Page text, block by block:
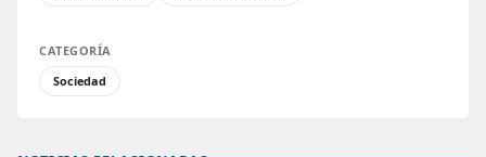
CATEGORÍA
Sociedad